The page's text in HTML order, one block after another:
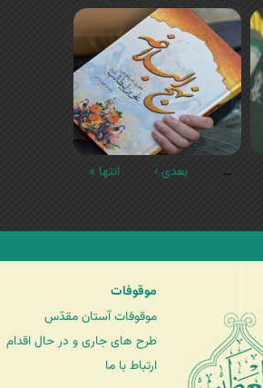
… بعدی › انتها »
موقوفات
موقوفات آستان مقدّس
طرح های جاری و در حال اقدام
ارتباط با ما